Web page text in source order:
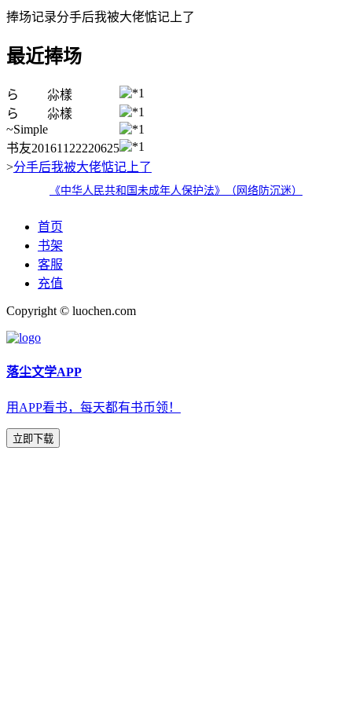
捧场记录分手后我被大佬惦记上了
最近捧场
ら 尛樣
*1
ら 尛樣
*1
~Simple
*1
书友20161122220625
*1
>分手后我被大佬惦记上了
《中华人民共和国未成年人保护法》（网络防沉迷）
首页
书架
客服
充值
Copyright © luochen.com
落尘文学APP
用APP看书，每天都有书币领！
立即下载